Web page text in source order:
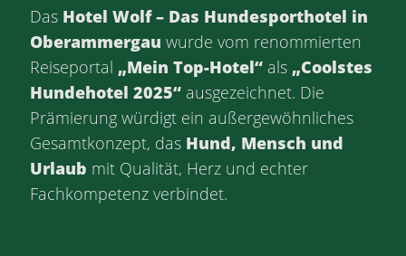
Das Hotel Wolf – Das Hundesporthotel in
Oberammergau wurde vom renommierten
Reiseportal „Mein Top-Hotel“ als „Coolstes
Hundehotel 2025“ ausgezeichnet. Die
Prämierung würdigt ein außergewöhnliches
Gesamtkonzept, das Hund, Mensch und
Urlaub mit Qualität, Herz und echter
Fachkompetenz verbindet.